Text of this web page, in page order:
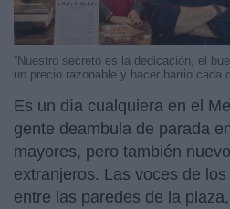
“Nuestro secreto es la dedicación, el
un precio razonable y hacer barrio cada
Es un día cualquiera en el
gente deambula de parada
mayores, pero también
extranjeros. Las voces de
entre las paredes de la